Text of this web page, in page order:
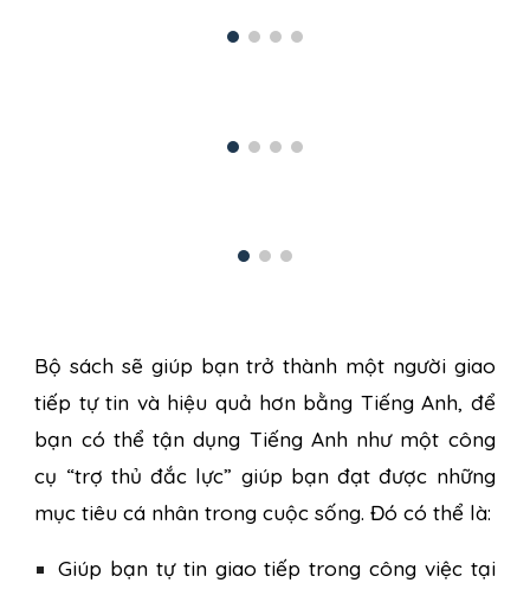
Bộ sách sẽ giúp bạn trở thành một người giao
tiếp tự tin và hiệu quả hơn bằng Tiếng Anh, để
bạn có thể tận dụng Tiếng Anh như một công
cụ “trợ thủ đắc lực” giúp bạn đạt được những
mục tiêu cá nhân trong cuộc sống. Đó có thể là:
Giúp bạn tự tin giao tiếp trong công việc tại